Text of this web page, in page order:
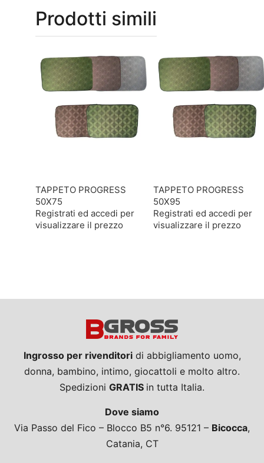
Prodotti simili
TAPPETO PROGRESS
50X75
Registrati ed accedi per
visualizzare il prezzo
TAPPETO PROGRESS
50X95
Registrati ed accedi per
visualizzare il prezzo
Ingrosso per rivenditoridi abbigliamento uomo,
donna, bambino, intimo, giocattoli e molto altro.
Spedizioni GRATIS in tutta Italia.
Dove siamo
Via Passo del Fico – Blocco B5 n°6. 95121 – Bicocca,
Catania, CT